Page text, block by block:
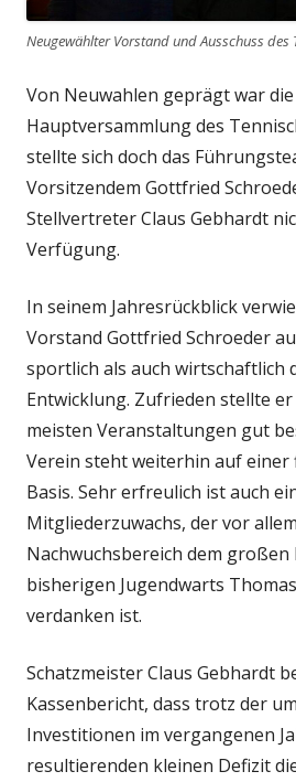
Neugewählter Vorstand und Ausschuss des
Von Neuwahlen geprägt war
Hauptversammlung des
stellte sich doch das
Vorsitzendem Gottfried
Stellvertreter Claus Gebhardt
Verfügung.
In seinem Jahresrückblick
Vorstand Gottfried Schroeder
sportlich als auch wirtschaftlich
Entwicklung. Zufrieden stellte er
meisten Veranstaltungen gut
Verein steht weiterhin auf einer
Basis. Sehr erfreulich ist auch
Mitgliederzuwachs, der vor
Nachwuchsbereich dem großen
bisherigen Jugendwarts
verdanken ist.
Schatzmeister Claus Gebhardt
Kassenbericht, dass trotz der
Investitionen im vergangenen
resultierenden kleinen Defizit